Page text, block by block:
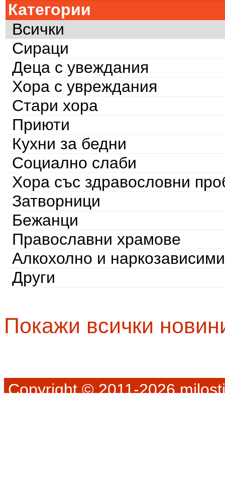
Категории
Всички
Сираци
Деца с увеждания
Хора с увреждания
Стари хора
Приюти
Кухни за бедни
Социално слаби
Хора със здравословни
Затворници
Бежанци
Православни храмове
Алкохолно и наркозависими
Други
Покажи всички
Copyright © 2011-2026